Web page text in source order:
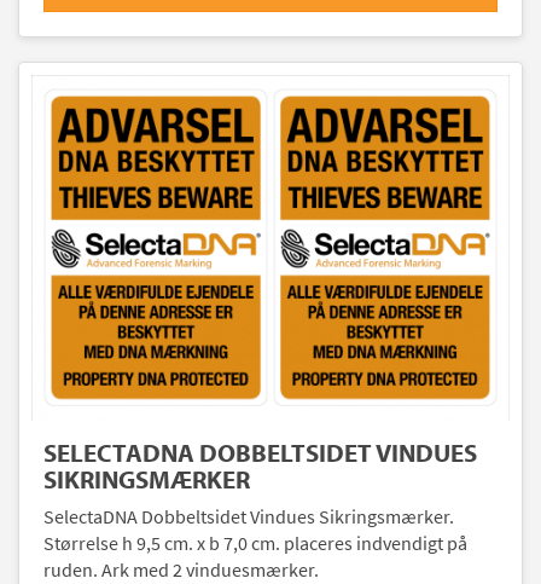
SELECTADNA DOBBELTSIDET VINDUES
SIKRINGSMÆRKER
SelectaDNA Dobbeltsidet Vindues Sikringsmærker.
Størrelse h 9,5 cm. x b 7,0 cm. placeres indvendigt på
ruden. Ark med 2 vinduesmærker.